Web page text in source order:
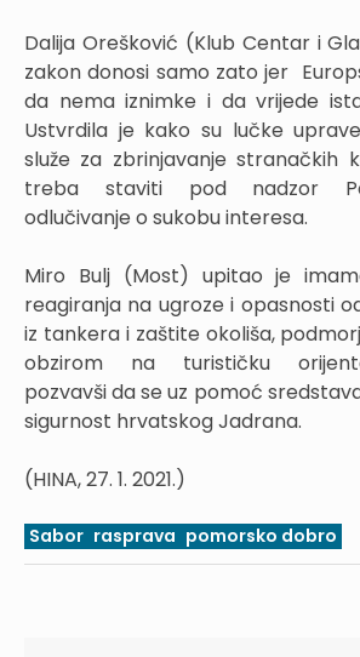
Dalija Orešković (Klub Centar i
zakon donosi samo zato jer
da nema iznimke i da vrijede
Ustvrdila je kako su lučke
služe za zbrinjavanje stranačkih
treba staviti pod nadzor
odlučivanje o sukobu interesa.
Miro Bulj (Most) upitao je
reagiranja na ugroze i opasnosti
iz tankera i zaštite okoliša,
obzirom na turističku
pozvavši da se uz pomoć
sigurnost hrvatskog Jadrana.
(HINA, 27. 1. 2021.)
Sabor rasprava pomorsko dobro